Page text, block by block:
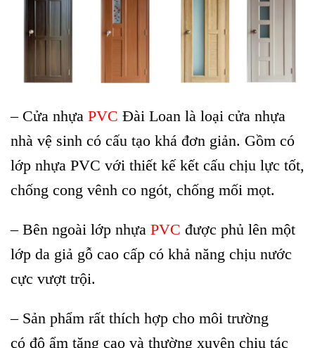
– Cửa nhựa PVC Đài Loan là loại cửa nhựa
nhà vệ sinh có cấu tạo khá đơn giản. Gồm có
lớp nhựa PVC với thiết kế kết cấu chịu lực tốt,
chống cong vênh co ngót, chống mối mọt.
– Bên ngoài lớp nhựa PVC được phủ lên một
lớp da giả gỗ cao cấp có khả năng chịu nước
cực vượt trội.
– Sản phẩm rất thích hợp cho môi trường
có độ ẩm tăng cao và thường xuyên chịu tác